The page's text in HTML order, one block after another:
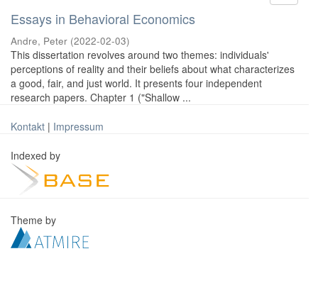
Essays in Behavioral Economics
Andre, Peter (2022-02-03)
This dissertation revolves around two themes: individuals'
perceptions of reality and their beliefs about what characterizes
a good, fair, and just world. It presents four independent
research papers. Chapter 1 ("Shallow ...
Kontakt | Impressum
Indexed by
Theme by